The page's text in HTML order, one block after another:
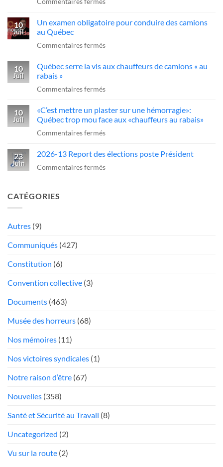
presse
d’agir
problèmes
l’industrie
transport»
qui
sans-
Dubé
un
qui
manœuvre
dangereuse
10
Juil
Un examen obligatoire pour conduire des camions
au Québec
Commentaires ferméssur
examen
pour
des
camions
au
10
Juil
Québec serre la vis aux chauffeurs de camions « au
rabais »
Commentaires ferméssur
serre
la
vis
chauffeurs
de
10
Juil
«C’est mettre un plaster sur une hémorragie»:
Québec trop mou face aux «chauffeurs au rabais»
Commentaires ferméssur
mettre
un
23
Juin
2026-13 Report des élections poste Président
Commentaires ferméssur
CATÉGORIES
Autres (9)
Communiqués (427)
Constitution (6)
Convention collective (3)
Documents (463)
Musée des horreurs (68)
Nos mémoires (11)
Nos victoires syndicales (1)
Notre raison d’être (67)
Nouvelles (358)
Santé et Sécurité au Travail (8)
Uncategorized (2)
Vu sur la route (2)